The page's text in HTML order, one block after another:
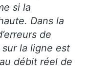
si la
Dans la
de
la ligne est
débit réel de